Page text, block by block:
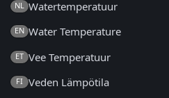
NL Watertemperatuur
EN Water Temperature
ET Vee Temperatuur
FI Veden Lämpötila